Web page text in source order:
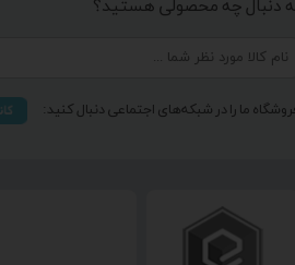
دنبال چه محصولی هستید؟
ما را در شبکه‌های اجتماعی دنبال کنید: